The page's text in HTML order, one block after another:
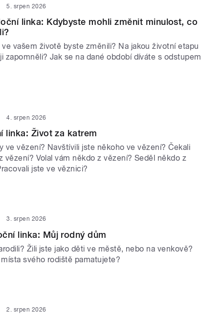
5. srpen 2026
linka: Kdybyste mohli změnit minulost, co
ve vašem životě byste změnili? Na jakou životní etapu
zapomněli? Jak se na dané období díváte s odstupem
4. srpen 2026
linka: Život za katrem
ve vězení? Navštívili jste někoho ve vězení? Čekali
vězení? Volal vám někdo z vězení? Seděl někdo z
jste ve věznici?
3. srpen 2026
linka: Můj rodný dům
Žili jste jako děti ve městě, nebo na venkově?
svého rodiště pamatujete?
2. srpen 2026